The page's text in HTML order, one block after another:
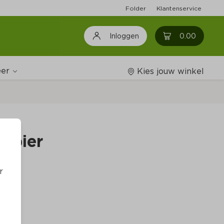
Folder Klantenservice
Inloggen 0.00 0
Wijnshop
Kies jouw winkel
bier